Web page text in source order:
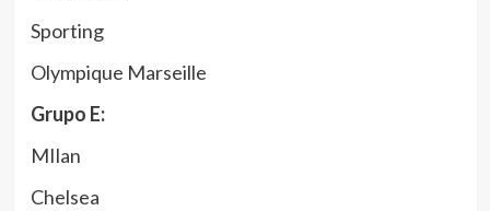
Sporting
Olympique Marseille
Grupo E:
MIlan
Chelsea